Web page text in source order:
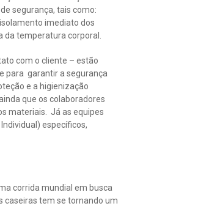
segurança, tais como:
imediato dos
da temperatura corporal.
com o cliente – estão
para garantir a segurança
e a higienização
que os colaboradores
materiais. Já as equipes
específicos,
corrida mundial em busca
caseiras tem se tornando um